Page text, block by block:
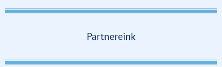
Partnereink